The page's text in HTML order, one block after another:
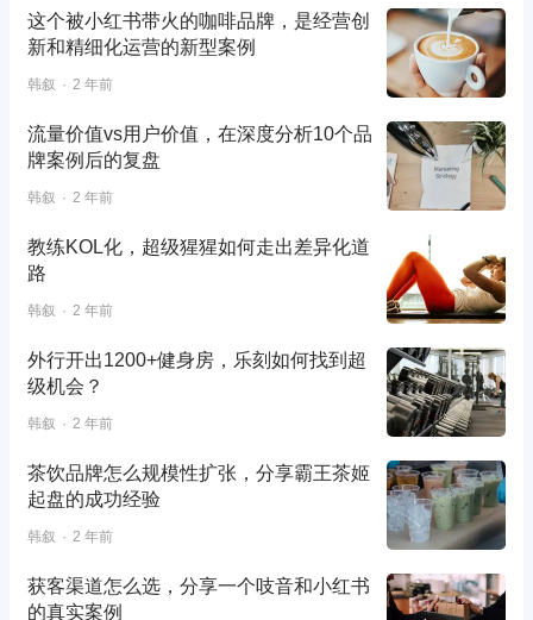
这个被小红书带火的咖啡品牌，是经营创
新和精细化运营的新型案例
韩叙 2 年前
流量价值vs用户价值，在深度分析10个品
牌案例后的复盘
韩叙 2 年前
教练KOL化，超级猩猩如何走出差异化道
路
韩叙 2 年前
外行开出1200+健身房，乐刻如何找到超
级机会？
韩叙 2 年前
茶饮品牌怎么规模性扩张，分享霸王茶姬
起盘的成功经验
韩叙 2 年前
获客渠道怎么选，分享一个吱音和小红书
的真实案例